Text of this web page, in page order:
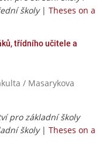
školy| Theses on a
třídního učitele a
/ Masarykova
pro základní školy
školy| Theses on a